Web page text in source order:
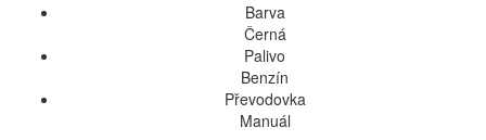
Barva
Černá
Palivo
Benzín
Převodovka
Manuál